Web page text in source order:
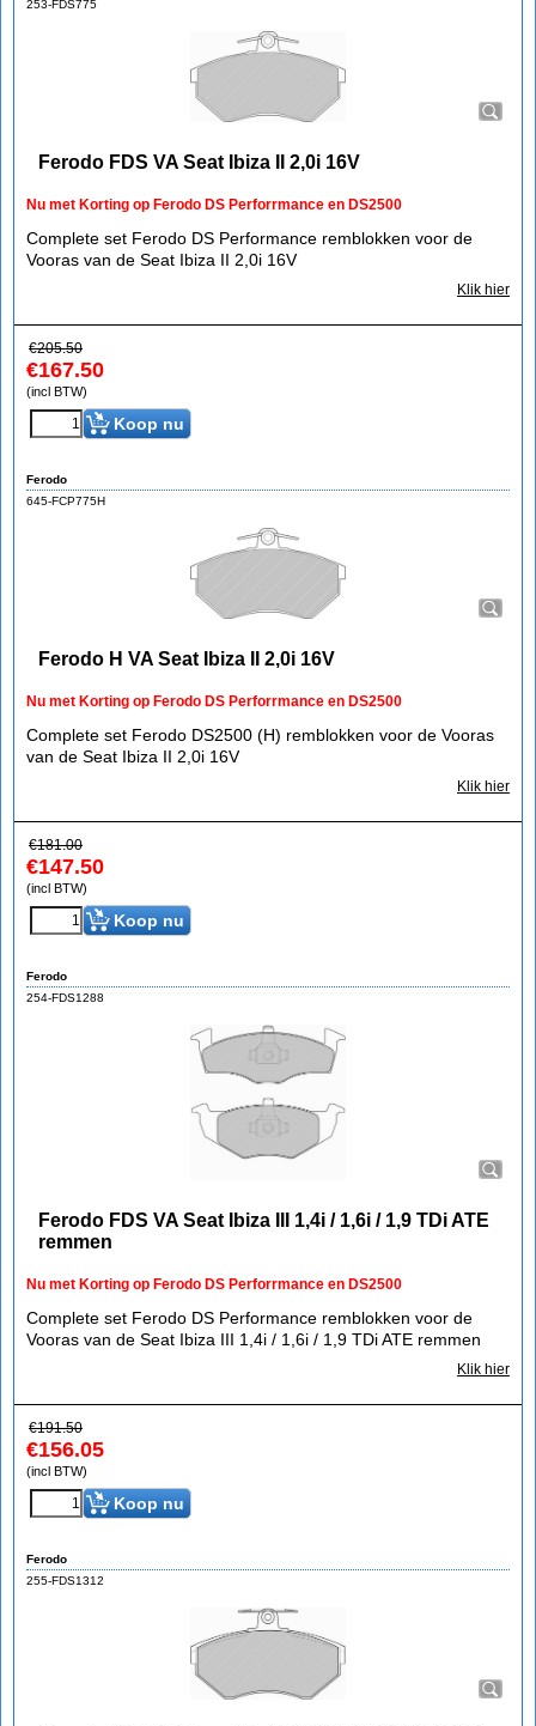
253-FDS775
Ferodo FDS VA Seat Ibiza II 2,0i 16V
Nu met Korting op Ferodo DS Perforrmance en DS2500
Complete set Ferodo DS Performance remblokken voor de
Vooras van de Seat Ibiza II 2,0i 16V
Klik hier
€205.50
€167.50
(incl BTW)
Koop nu
Ferodo
645-FCP775H
Ferodo H VA Seat Ibiza II 2,0i 16V
Nu met Korting op Ferodo DS Perforrmance en DS2500
Complete set Ferodo DS2500 (H) remblokken voor de Vooras
van de Seat Ibiza II 2,0i 16V
Klik hier
€181.00
€147.50
(incl BTW)
Koop nu
Ferodo
254-FDS1288
Ferodo FDS VA Seat Ibiza III 1,4i / 1,6i / 1,9 TDi ATE
remmen
Nu met Korting op Ferodo DS Perforrmance en DS2500
Complete set Ferodo DS Performance remblokken voor de
Vooras van de Seat Ibiza III 1,4i / 1,6i / 1,9 TDi ATE remmen
Klik hier
€191.50
€156.05
(incl BTW)
Koop nu
Ferodo
255-FDS1312